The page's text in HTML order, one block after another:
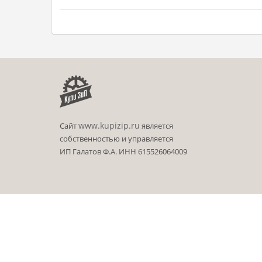
Сайтwww.kupizip.ru является
собственностью и управляется
ИП Галатов Ф.А. ИНН 615526064009